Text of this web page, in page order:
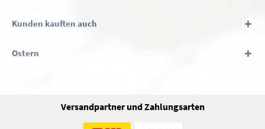
Kunden kauften auch
Ostern
Versandpartner und Zahlungsarten